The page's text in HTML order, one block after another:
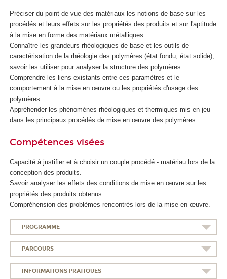
Préciser du point de vue des matériaux les notions de base sur les
procédés et leurs effets sur les propriétés des produits et sur l'aptitude
à la mise en forme des matériaux métalliques.
Connaître les grandeurs rhéologiques de base et les outils de
caractérisation de la rhéologie des polymères (état fondu, état solide),
savoir les utiliser pour analyser la structure des polymères.
Comprendre les liens existants entre ces paramètres et le
comportement à la mise en œuvre ou les propriétés d'usage des
polymères.
Appréhender les phénomènes rhéologiques et thermiques mis en jeu
dans les principaux procédés de mise en œuvre des polymères.
Compétences visées
Capacité à justifier et à choisir un couple procédé - matériau lors de la
conception des produits.
Savoir analyser les effets des conditions de mise en œuvre sur les
propriétés des produits obtenus.
Compréhension des problèmes rencontrés lors de la mise en œuvre.
PROGRAMME
PARCOURS
INFORMATIONS PRATIQUES